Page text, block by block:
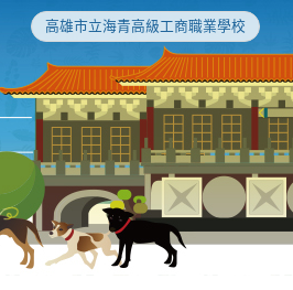
高雄市立海青高級工商職業學校